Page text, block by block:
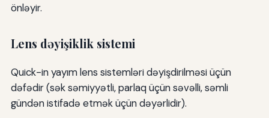
önləyir.
Lens dəyişiklik sistemi
Quick-in yayım lens sistemləri dəyişdirilməsi üçün
dəfədir (sək səmiyyətli, parlaq üçün səvəlli, səmli
gündən istifadə etmək üçün dəyərlidir).